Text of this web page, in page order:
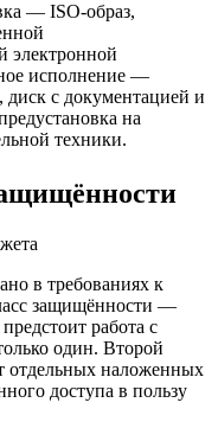
— ISO-образ,
электронной
исполнение —
с документацией и
на
техники.
в требованиях к
защищённости —
работа с
один. Второй
отдельных наложенных
доступа в пользу